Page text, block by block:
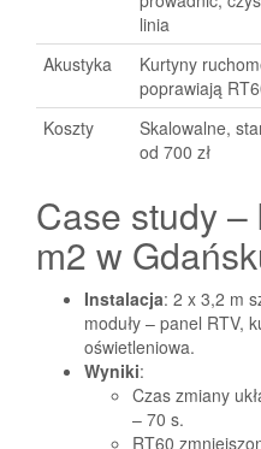
linia
Akustyka
Kurtyny
poprawiają
Koszty
Skalowalne,
od 700 zł
Case study
m2 w
Instalacja: 2 x 3,2 m
moduły – panel RTV,
oświetleniowa.
Wyniki:
Czas zmiany
– 70 s.
RT60